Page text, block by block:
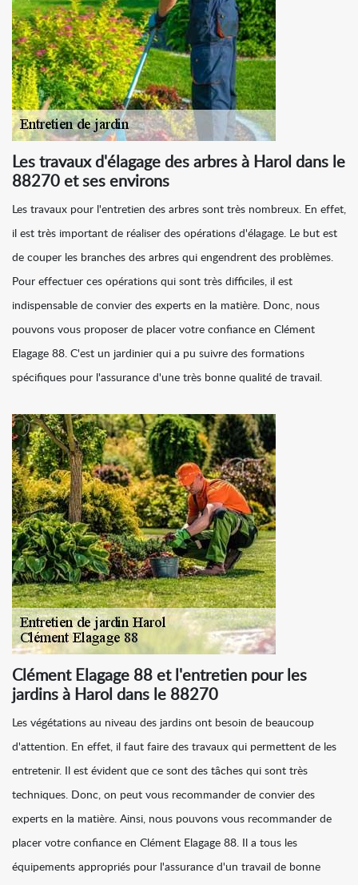
Les travaux d'élagage des arbres à Harol dans le
88270 et ses environs
Les travaux pour l'entretien des arbres sont très nombreux. En effet,
il est très important de réaliser des opérations d'élagage. Le but est
de couper les branches des arbres qui engendrent des problèmes.
Pour effectuer ces opérations qui sont très difficiles, il est
indispensable de convier des experts en la matière. Donc, nous
pouvons vous proposer de placer votre confiance en Clément
Elagage 88. C'est un jardinier qui a pu suivre des formations
spécifiques pour l'assurance d'une très bonne qualité de travail.
Clément Elagage 88 et l'entretien pour les
jardins à Harol dans le 88270
Les végétations au niveau des jardins ont besoin de beaucoup
d'attention. En effet, il faut faire des travaux qui permettent de les
entretenir. Il est évident que ce sont des tâches qui sont très
techniques. Donc, on peut vous recommander de convier des
experts en la matière. Ainsi, nous pouvons vous recommander de
placer votre confiance en Clément Elagage 88. Il a tous les
équipements appropriés pour l'assurance d'un travail de bonne